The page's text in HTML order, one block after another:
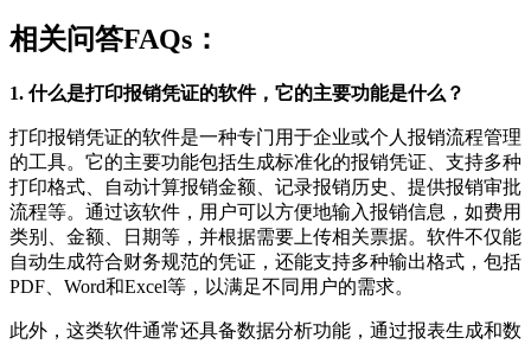
相关问答FAQs：
1. 什么是打印报销凭证的软件，它的主要功能是什么？
打印报销凭证的软件是一种专门用于企业或个人报销流程管理
的工具。它的主要功能包括生成标准化的报销凭证、支持多种
打印格式、自动计算报销金额、记录报销历史、提供报销审批
流程等。通过该软件，用户可以方便地输入报销信息，如费用
类别、金额、日期等，并根据需要上传相关票据。软件不仅能
自动生成符合财务规范的凭证，还能支持多种输出格式，包括
PDF、Word和Excel等，以满足不同用户的需求。
此外，这类软件通常还具备数据分析功能，通过报表生成和数